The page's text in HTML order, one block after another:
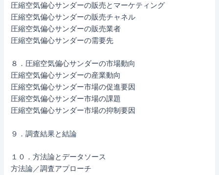
圧縮空気偏心サンダーの販売とマーケティング
圧縮空気偏心サンダーの販売チャネル
圧縮空気偏心サンダーの販売業者
圧縮空気偏心サンダーの需要先
８．圧縮空気偏心サンダーの市場動向
圧縮空気偏心サンダーの産業動向
圧縮空気偏心サンダー市場の促進要因
圧縮空気偏心サンダー市場の課題
圧縮空気偏心サンダー市場の抑制要因
９．調査結果と結論
１０．方法論とデータソース
方法論／調査アプローチ